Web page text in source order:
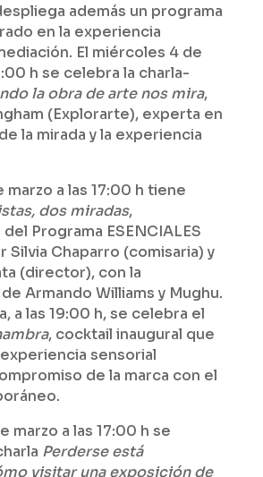
además un programa
en la experiencia
El miércoles 4 de
h se celebra la charla-
la obra de arte nos mira,
(Explorarte), experta en
la mirada y la experiencia
marzo a las 17:00 h tiene
dos miradas,
Programa ESENCIALES
Silvia Chaparro (comisaria) y
(director), con la
Armando Williams y Mughu.
a las 19:00 h, se celebra el
, cocktail inaugural que
sensorial
de la marca con el
marzo a las 17:00 h se
Perderse está
visitar una exposición de